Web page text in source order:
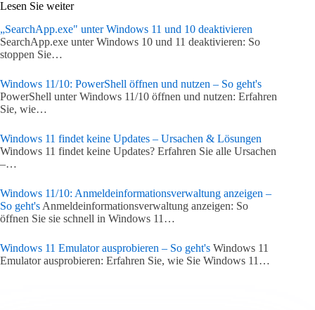
Lesen Sie weiter
„SearchApp.exe" unter Windows 11 und 10 deaktivieren
SearchApp.exe unter Windows 10 und 11 deaktivieren: So
stoppen Sie…
Windows 11/10: PowerShell öffnen und nutzen – So geht's
PowerShell unter Windows 11/10 öffnen und nutzen: Erfahren
Sie, wie…
Windows 11 findet keine Updates – Ursachen & Lösungen
Windows 11 findet keine Updates? Erfahren Sie alle Ursachen
–…
Windows 11/10: Anmeldeinformationsverwaltung anzeigen –
So geht's Anmeldeinformationsverwaltung anzeigen: So
öffnen Sie sie schnell in Windows 11…
Windows 11 Emulator ausprobieren – So geht's Windows 11
Emulator ausprobieren: Erfahren Sie, wie Sie Windows 11…